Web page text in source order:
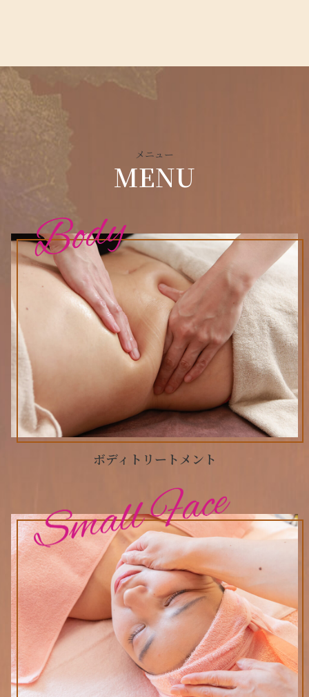
メニュー
MENU
ボディトリートメント